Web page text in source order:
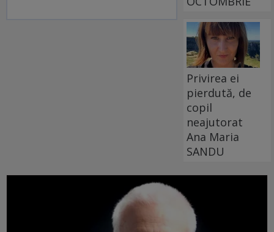
Privirea ei
pierdută, de
copil
neajutorat
Ana Maria
SANDU